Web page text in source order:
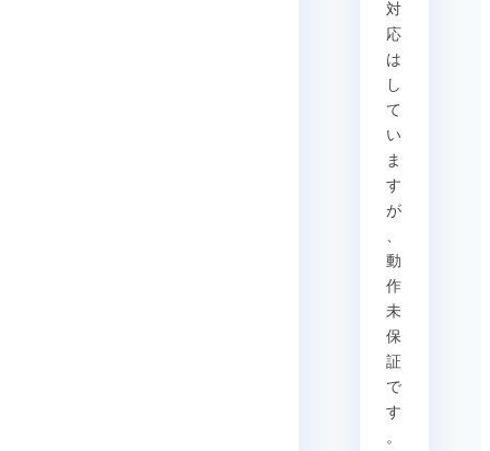
対
応
は
し
て
い
ま
す
が
、
動
作
未
保
証
で
す
。